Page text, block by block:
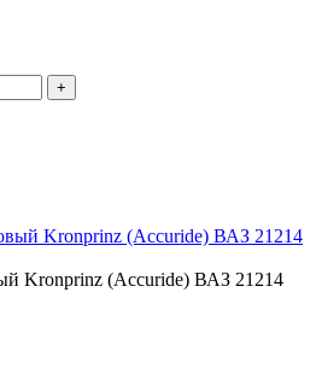
+
Kronprinz (Accuride) ВАЗ 21214